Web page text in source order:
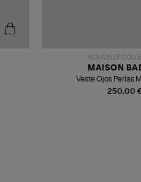
NOUVELLE
250,00
MAISON
Veste Ojos Perlas